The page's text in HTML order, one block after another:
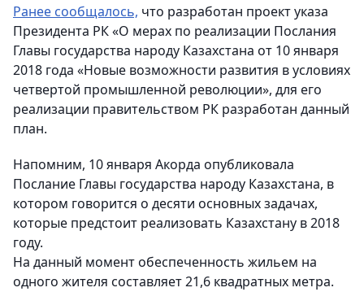
Ранее сообщалось, что разработан проект указа
Президента РК «О мерах по реализации Послания
Главы государства народу Казахстана от 10 января
2018 года «Новые возможности развития в условиях
четвертой промышленной революции», для его
реализации правительством РК разработан данный
план.
Напомним, 10 января Акорда опубликовала
Послание Главы государства народу Казахстана, в
котором говорится о десяти основных задачах,
которые предстоит реализовать Казахстану в 2018
году.
На данный момент обеспеченность жильем на
одного жителя составляет 21,6 квадратных метра.